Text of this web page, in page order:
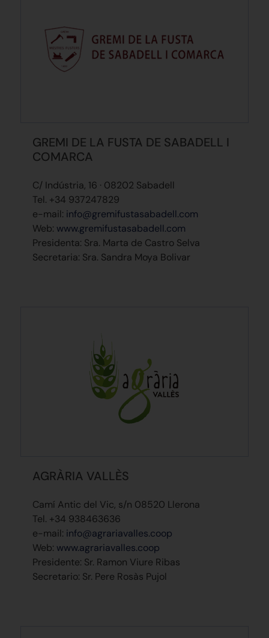
GREMI DE LA FUSTA DE SABADELL I
COMARCA
C/ Indústria, 16 · 08202 Sabadell
Tel. +34 937247829
e-mail: info@gremifustasabadell.com
Web: www.gremifustasabadell.com
Presidenta: Sra. Marta de Castro Selva
Secretaria: Sra. Sandra Moya Bolivar
AGRÀRIA VALLÈS
Camí Antic del Vic, s/n 08520 Llerona
Tel. +34 938463636
e-mail: info@agrariavalles.coop
Web: www.agrariavalles.coop
Presidente: Sr. Ramon Viure Ribas
Secretario: Sr. Pere Rosàs Pujol